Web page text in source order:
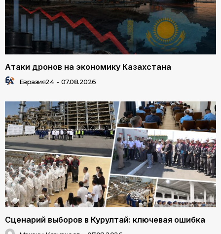
Атаки дронов на экономику Казахстана
Евразия24 - 07.08.2026
Сценарий выборов в Курултай: ключевая ошибка